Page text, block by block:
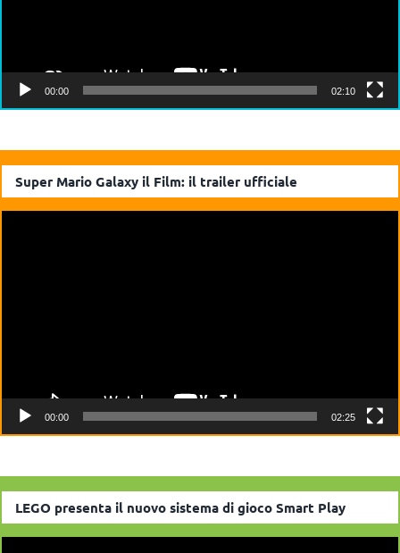
00:00 02:10
Super Mario Galaxy il Film: il trailer ufficiale
00:00 02:25
LEGO presenta il nuovo sistema di gioco Smart Play